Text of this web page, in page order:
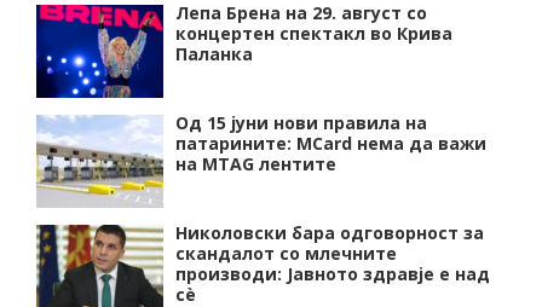
Лепа Брена на 29. август со
концертен спектакл во Крива
Паланка
Од 15 јуни нови правила на
патарините: MCard нема да важи
на MTAG лентите
Николовски бара одговорност за
скандалот со млечните
производи: Јавното здравје е над
сѐ